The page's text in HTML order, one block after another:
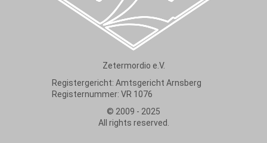
Zetermordio e.V.
Registergericht: Amtsgericht Arnsberg
Registernummer: VR 1076
© 2009 - 2025
All rights reserved.